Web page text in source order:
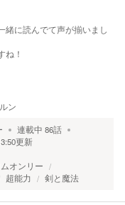
緒に読んでて声が揃いまし
ね！
ン
連載中 86話
更新
オンリー
超能力 剣と魔法